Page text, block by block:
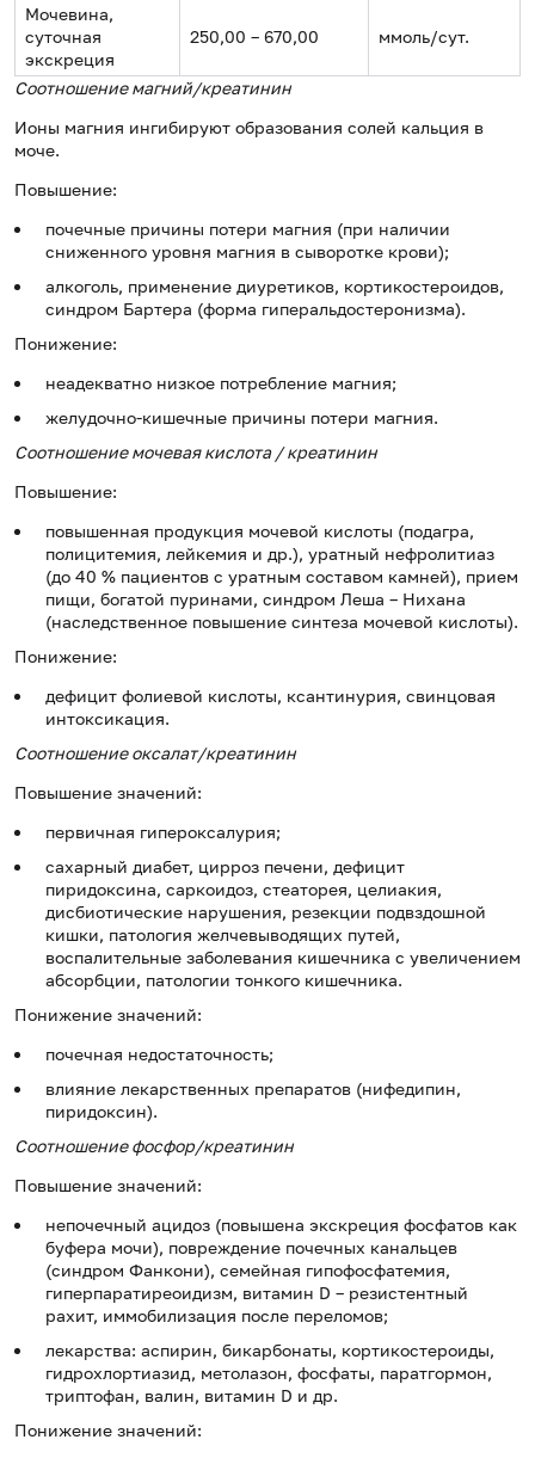
Мочевина,
суточная
экскреция
250,00 – 670,00 ммоль/сут.
Соотношение магний/креатинин
Ионы магния ингибируют образования солей кальция в
моче.
Повышение:
почечные причины потери магния (при наличии
сниженного уровня магния в сыворотке крови);
алкоголь, применение диуретиков, кортикостероидов,
синдром Бартера (форма гиперальдостеронизма).
Понижение:
неадекватно низкое потребление магния;
желудочно-кишечные причины потери магния.
Соотношение мочевая кислота / креатинин
Повышение:
повышенная продукция мочевой кислоты (подагра,
полицитемия, лейкемия и др.), уратный нефролитиаз
(до 40 % пациентов с уратным составом камней), прием
пищи, богатой пуринами, синдром Леша – Нихана
(наследственное повышение синтеза мочевой кислоты).
Понижение:
дефицит фолиевой кислоты, ксантинурия, свинцовая
интоксикация.
Соотношение оксалат/креатинин
Повышение значений:
первичная гипероксалурия;
сахарный диабет, цирроз печени, дефицит
пиридоксина, саркоидоз, стеаторея, целиакия,
дисбиотические нарушения, резекции подвздошной
кишки, патология желчевыводящих путей,
воспалительные заболевания кишечника с увеличением
абсорбции, патологии тонкого кишечника.
Понижение значений:
почечная недостаточность;
влияние лекарственных препаратов (нифедипин,
пиридоксин).
Соотношение фосфор/креатинин
Повышение значений:
непочечный ацидоз (повышена экскреция фосфатов как
буфера мочи), повреждение почечных канальцев
(синдром Фанкони), семейная гипофосфатемия,
гиперпаратиреоидизм, витамин D – резистентный
рахит, иммобилизация после переломов;
лекарства: аспирин, бикарбонаты, кортикостероиды,
гидрохлортиазид, метолазон, фосфаты, паратгормон,
триптофан, валин, витамин D и др.
Понижение значений: